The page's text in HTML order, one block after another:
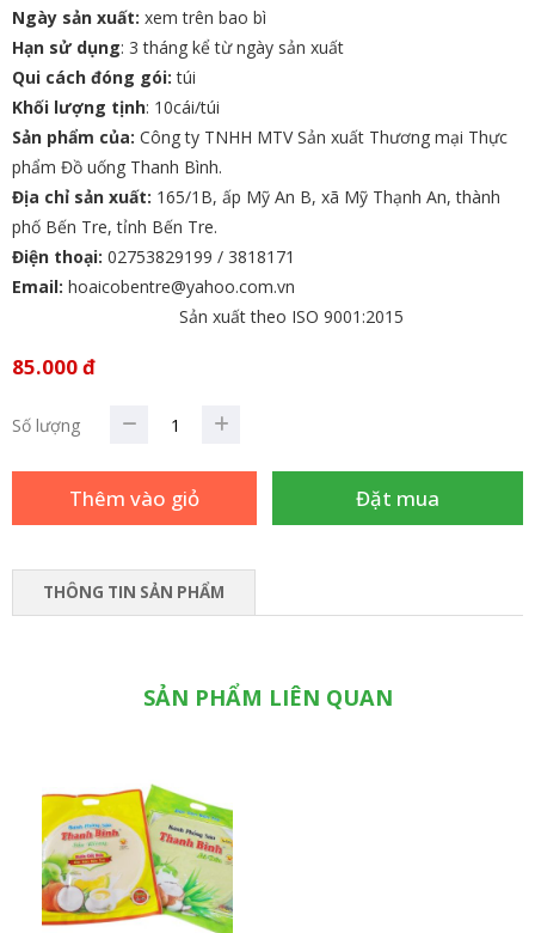
Ngày sản xuất: xem trên bao bì
Hạn sử dụng: 3 tháng kể từ ngày sản xuất
Qui cách đóng gói: túi
Khối lượng tịnh: 10cái/túi
Sản phẩm của: Công ty TNHH MTV Sản xuất Thương mại Thực
phẩm Đồ uống Thanh Bình.
Địa chỉ sản xuất: 165/1B, ấp Mỹ An B, xã Mỹ Thạnh An, thành
phố Bến Tre, tỉnh Bến Tre.
Điện thoại: 02753829199 / 3818171
Email: hoaicobentre@yahoo.com.vn
Sản xuất theo ISO 9001:2015
85.000 đ
Số lượng
THÔNG TIN SẢN PHẨM
SẢN PHẨM LIÊN QUAN